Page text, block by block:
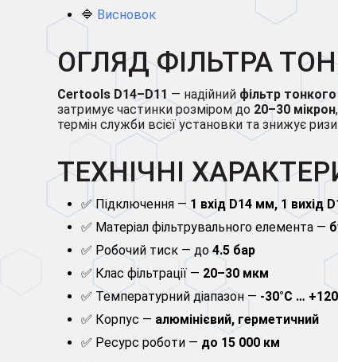
🔷 Висновок
ОГЛЯД ФІЛЬТРА
Certools D14–D11 — надійний фільтр
затримує частинки розміром до 20–30 мікрон
термін служби всієї установки та знижує
ТЕХНІЧНІ
✅ Підключення —1 вхід D14 мм, 1 вихід
✅ Матеріал фільтрувального елемента —
✅ Робочий тиск — до4.5 бар
✅ Клас фільтрації — 20–30 мкм
✅ Температурний діапазон — -30°C …
✅ Корпус — алюмінієвий, герметичний
✅ Ресурс роботи — до 15 000 км